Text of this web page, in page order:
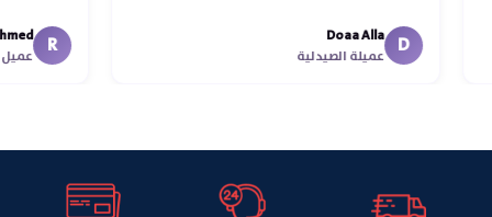
D
Doaa Alla
عميلة الصيدلية
R